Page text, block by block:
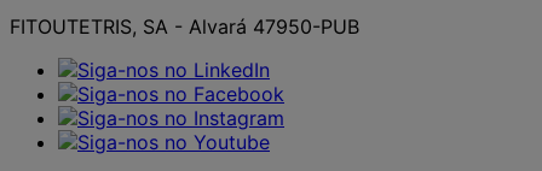
FITOUTETRIS, SA - Alvará 47950-PUB